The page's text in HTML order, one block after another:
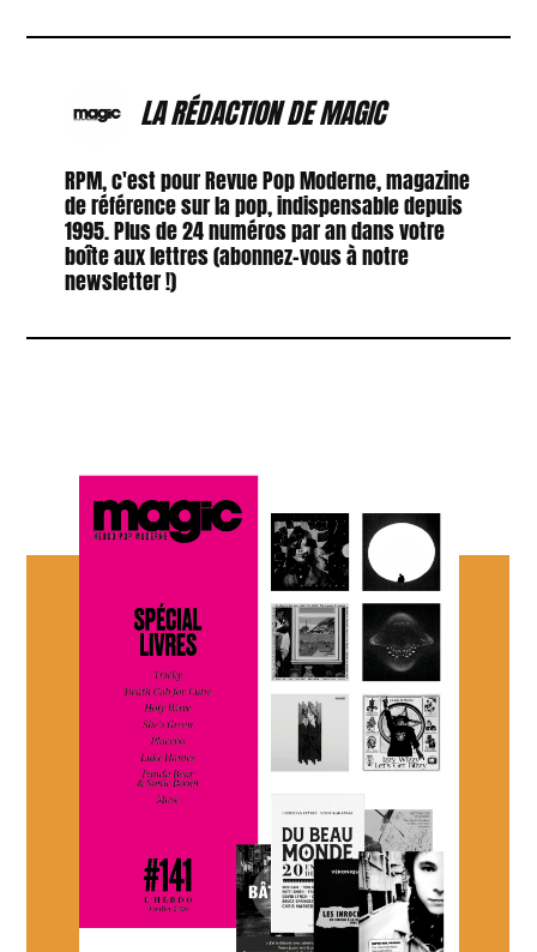
LA RÉDACTION DE MAGIC
RPM, c'est pour Revue Pop Moderne, magazine
de référence sur la pop, indispensable depuis
1995. Plus de 24 numéros par an dans votre
boîte aux lettres (abonnez-vous à notre
newsletter !)